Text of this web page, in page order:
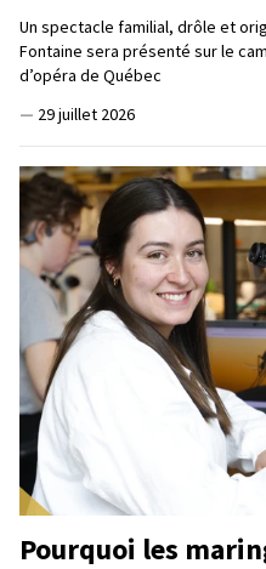
Un spectacle familial, drôle et
Fontaine sera présenté sur le
d’opéra de Québec
— 29 juillet 2026
Pourquoi les